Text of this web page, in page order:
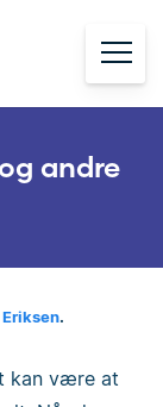
andre
.
kan være at